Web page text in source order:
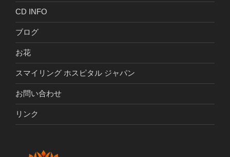
CD INFO
ブログ
お花
スマイリング ホスピタル ジャパン
お問い合わせ
リンク